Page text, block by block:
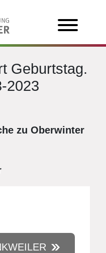
Geburtstag.
2023
zu Oberwinter